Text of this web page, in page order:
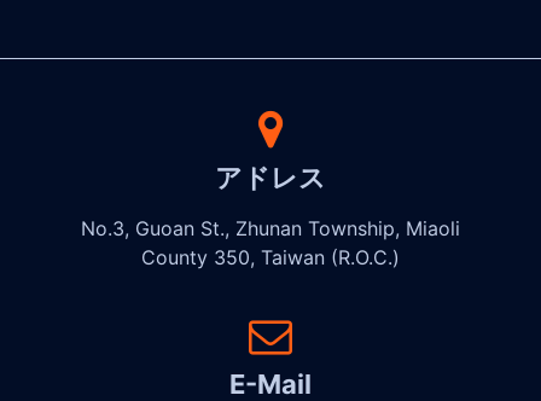
アドレス
No.3, Guoan St., Zhunan Township, Miaoli
County 350, Taiwan (R.O.C.)
E-Mail